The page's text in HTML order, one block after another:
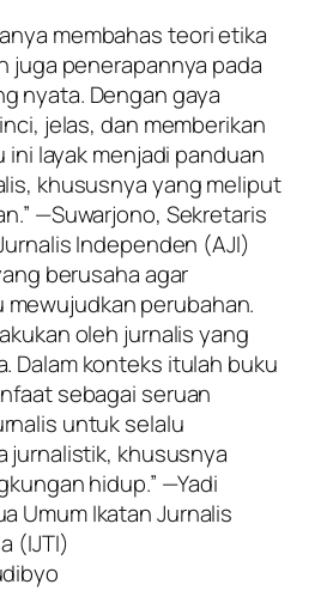
membahas teori etika
juga penerapannya pada
nyata. Dengan gaya
jelas, dan memberikan
ini layak menjadi panduan
khususnya yang meliput
—Suwarjono, Sekretaris
Independen (AJI)
berusaha agar
mewujudkan perubahan.
oleh jurnalis yang
Dalam konteks itulah buku
sebagai seruan
untuk selalu
jurnalistik, khususnya
hidup.” —Yadi
Umum Ikatan Jurnalis
(IJTI)